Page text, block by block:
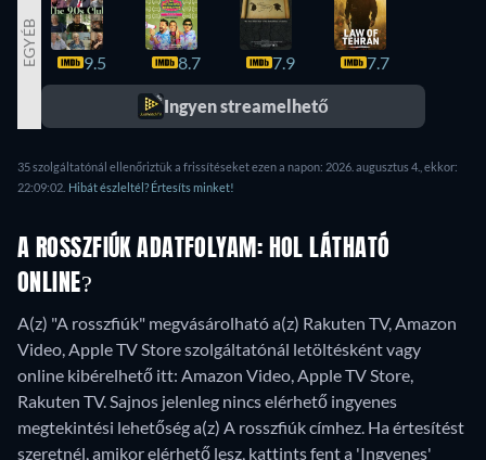
EGYÉB 9.5 8.7 7.9 7.7
Ingyen streamelhető
35 szolgáltatónál ellenőriztük a frissítéseket ezen a napon: 2026. augusztus 4., ekkor:
22:09:02. Hibát észleltél? Értesíts minket!
A ROSSZFIÚK ADATFOLYAM: HOL LÁTHATÓ
ONLINE?
A(z) "A rosszfiúk" megvásárolható a(z) Rakuten TV, Amazon
Video, Apple TV Store szolgáltatónál letöltésként vagy
online kibérelhető itt: Amazon Video, Apple TV Store,
Rakuten TV.Sajnos jelenleg nincs elérhető ingyenes
megtekintési lehetőség a(z) A rosszfiúk címhez. Ha értesítést
szeretnél, amikor elérhető lesz, kattints fent a 'Ingyenes'